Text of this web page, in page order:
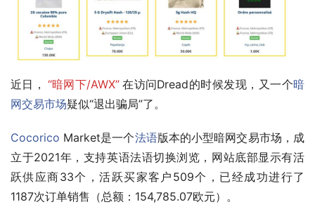
近日， “暗网下/AWX” 在访问Dread的时候发现，又一个暗
网交易市场疑似“退出骗局”了。
Cocorico Market是一个法语版本的小型暗网交易市场，成
立于2021年，支持英语法语切换浏览，网站底部显示有活
跃供应商33个，活跃买家客户509个，已经成功进行了
1187次订单销售（总额：154,785.07欧元）。